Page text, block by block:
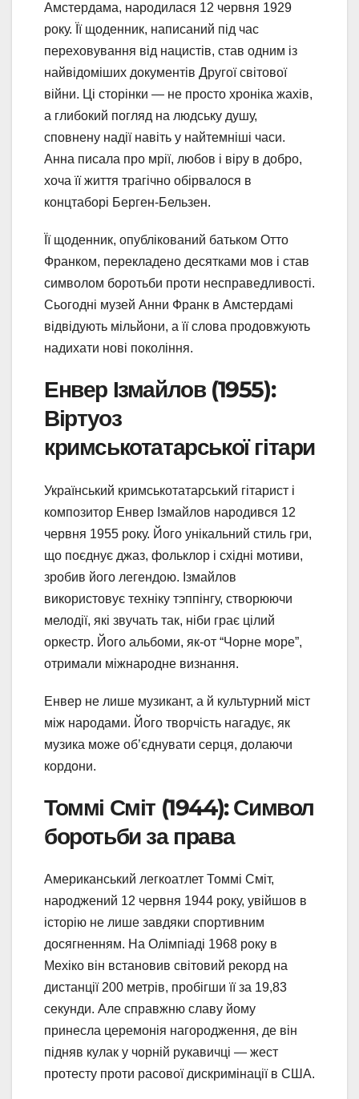
Амстердама, народилася 12 червня 1929
року. Її щоденник, написаний під час
переховування від нацистів, став одним із
найвідоміших документів Другої світової
війни. Ці сторінки — не просто хроніка жахів,
а глибокий погляд на людську душу,
сповнену надії навіть у найтемніші часи.
Анна писала про мрії, любов і віру в добро,
хоча її життя трагічно обірвалося в
концтаборі Берген-Бельзен.
Її щоденник, опублікований батьком Отто
Франком, перекладено десятками мов і став
символом боротьби проти несправедливості.
Сьогодні музей Анни Франк в Амстердамі
відвідують мільйони, а її слова продовжують
надихати нові покоління.
Енвер Ізмайлов (1955):
Віртуоз
кримськотатарської гітари
Український кримськотатарський гітарист і
композитор Енвер Ізмайлов народився 12
червня 1955 року. Його унікальний стиль гри,
що поєднує джаз, фольклор і східні мотиви,
зробив його легендою. Ізмайлов
використовує техніку тэппінгу, створюючи
мелодії, які звучать так, ніби грає цілий
оркестр. Його альбоми, як-от “Чорне море”,
отримали міжнародне визнання.
Енвер не лише музикант, а й культурний міст
між народами. Його творчість нагадує, як
музика може об’єднувати серця, долаючи
кордони.
Томмі Сміт (1944): Символ
боротьби за права
Американський легкоатлет Томмі Сміт,
народжений 12 червня 1944 року, увійшов в
історію не лише завдяки спортивним
досягненням. На Олімпіаді 1968 року в
Мехіко він встановив світовий рекорд на
дистанції 200 метрів, пробігши її за 19,83
секунди. Але справжню славу йому
принесла церемонія нагородження, де він
підняв кулак у чорній рукавичці — жест
протесту проти расової дискримінації в США.